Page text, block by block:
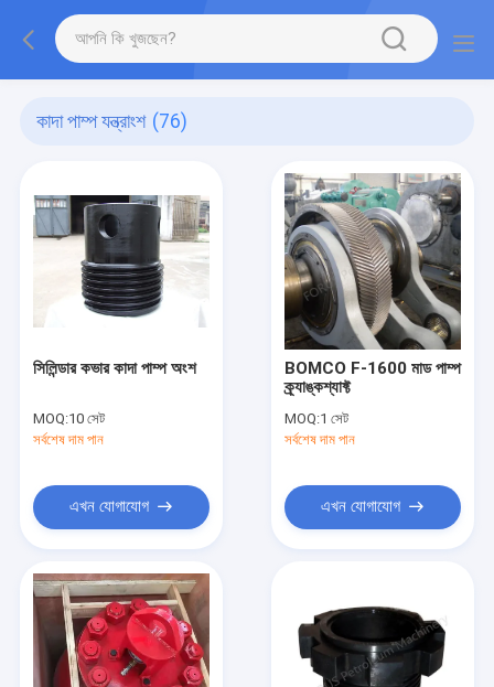
কাদা পাম্প যন্ত্রাংশ (76)
সিলিন্ডার কভার কাদা পাম্প অংশ
MOQ:10 সেট
সর্বশেষ দাম পান
এখন যোগাযোগ
BOMCO F-1600 মাড পাম্প
ক্র্যাঙ্কশ্যাফ্ট
MOQ:1 সেট
সর্বশেষ দাম পান
এখন যোগাযোগ